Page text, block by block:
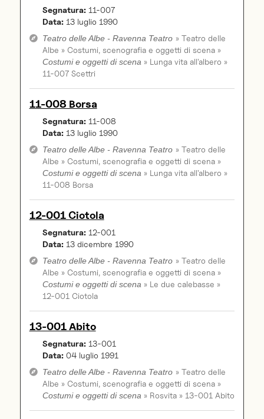
Segnatura:11-007
Data:13 luglio 1990
Teatro delle Albe - Ravenna Teatro
Albe » Costumi, scenografia e oggetti di scena »
Costumi e oggetti di scena
11-007 Scettri
11-008 Borsa
Segnatura:11-008
Data:13 luglio 1990
Teatro delle Albe - Ravenna Teatro
Albe » Costumi, scenografia e oggetti di scena »
Costumi e oggetti di scena
11-008 Borsa
12-001 Ciotola
Segnatura:12-001
Data:13 dicembre 1990
Teatro delle Albe - Ravenna Teatro
Albe » Costumi, scenografia e oggetti di scena »
Costumi e oggetti di scena
12-001 Ciotola
13-001 Abito
Segnatura:13-001
Data:04 luglio 1991
Teatro delle Albe - Ravenna Teatro
Albe » Costumi, scenografia e oggetti di scena »
Costumi e oggetti di scena » Rosvita » 13-001 Abito